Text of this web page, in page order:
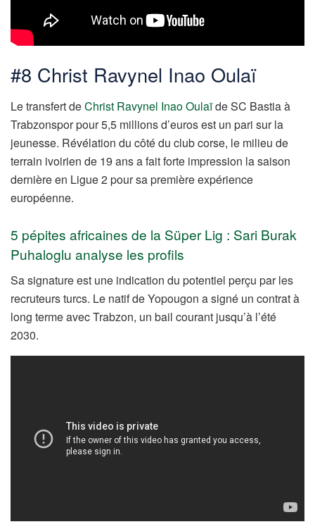
#8 Christ Ravynel Inao Oulaï
Le transfert deChrist Ravynel Inao Oulaïde SC Bastia à
Trabzonspor pour 5,5 millions d’euros est un pari sur la
jeunesse. Révélation du côté du club corse, le milieu de
terrain ivoirien de 19 ans a fait forte impression la saison
dernière en Ligue 2 pour sa première expérience
européenne.
5 pépites africaines de la Süper Lig : Sari Burak
Puhaloglu analyse les profils
Sa signature est une indication du potentiel perçu par les
recruteurs turcs. Le natif deYopougon a signé un contrat à
long terme avec Trabzon, un bail courant jusqu’à l’été
2030.